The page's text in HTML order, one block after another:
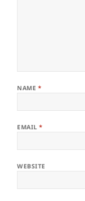
NAME *
EMAIL*
WEBSITE